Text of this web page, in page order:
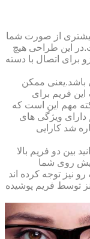
از صورت شما
این طراحی هیچ
برای اتصال با دسته
باشد.یعنی ممکن
این فریم برای
مهم این است که
دارای ویژگی های
شد کارایی
بین دو فریم بالا
پیش روی شما
نیز توجه کرده اند
توسط فریم پوشیده